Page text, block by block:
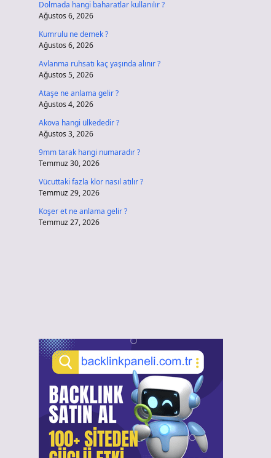
Dolmada hangi baharatlar kullanılır ?
Ağustos 6, 2026
Kumrulu ne demek ?
Ağustos 6, 2026
Avlanma ruhsatı kaç yaşında alınır ?
Ağustos 5, 2026
Ataşe ne anlama gelir ?
Ağustos 4, 2026
Akova hangi ülkededir ?
Ağustos 3, 2026
9mm tarak hangi numaradır ?
Temmuz 30, 2026
Vücuttaki fazla klor nasıl atılır ?
Temmuz 29, 2026
Koşer et ne anlama gelir ?
Temmuz 27, 2026